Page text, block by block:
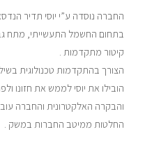
בתחום החשמל התעשייתי, מתח
קיטור מתקדמות .
הצורך בהתקדמות טכנולוגית
הובילו את יוסי לממש את חזונו
והבקרה האלקטרונית והחברה
החלטות ממיטב החברות במשק .